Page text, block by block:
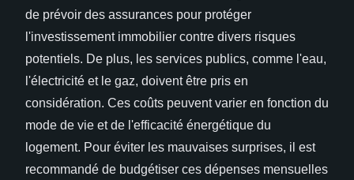
de prévoir des assurances pour protéger
l'investissement immobilier contre divers risques
potentiels. De plus, les services publics, comme l'eau,
l'électricité et le gaz, doivent être pris en
considération. Ces coûts peuvent varier en fonction du
mode de vie et de l'efficacité énergétique du
logement. Pour éviter les mauvaises surprises, il est
recommandé de budgétiser ces dépenses mensuelles